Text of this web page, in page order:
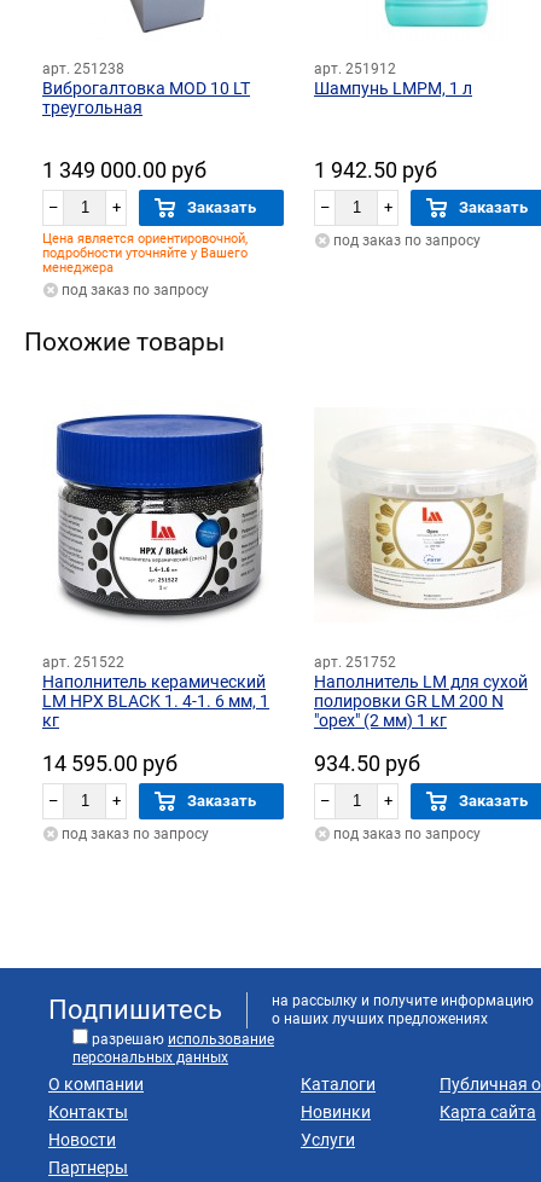
арт. 251238
Виброгалтовка MOD 10 LT
треугольная
1 349 000.00 руб
– + Заказать
Цена является ориентировочной,
подробности уточняйте у Вашего
менеджера
под заказ по запросу
арт. 251912
Шампунь LMPM, 1 л
1 942.50 руб
– + Заказать
под заказ по запросу
Похожие товары
арт. 251522
Наполнитель керамический
LM HPX BLACK 1. 4-1. 6 мм, 1
кг
14 595.00 руб
– + Заказать
под заказ по запросу
арт. 251752
Наполнитель LM для сухой
полировки GR LM 200 N
"орех" (2 мм) 1 кг
934.50 руб
– + Заказать
под заказ по запросу
Подпишитесь
на рассылку и получите информацию
о наших лучших предложениях
разрешаю использование
персональных данных
О компании
Контакты
Новости
Партнеры
Каталоги
Новинки
Услуги
Публичная
Карта сайта